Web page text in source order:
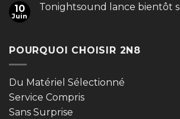
10
Juin
Tonightsound lance bientôt
POURQUOI CHOISIR 2N8
Du Matériel Sélectionné
Service Compris
Sans Surprise